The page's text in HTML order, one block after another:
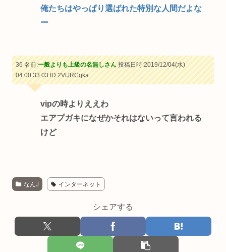
俺たちはやっぱり選ばれた特別な人間だよな
ー
36 名前:一般よりも上級の名無しさん投稿日時:2019/12/04(水)
04:00:33.03ID:2VtJRCqka
vipの時よりええわ
エアプガキになぜかそれはないって言われる
けど
なんJ インターネット
シェアする